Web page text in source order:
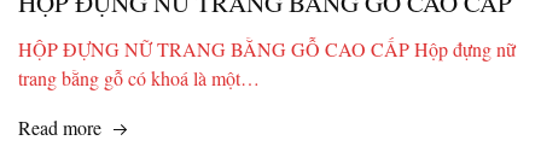
HỘP ĐỰNG NỮ TRANG BẰNG GỖ CAO CẤP Hộp đựng nữ
trang bằng gỗ có khoá là một…
Read more